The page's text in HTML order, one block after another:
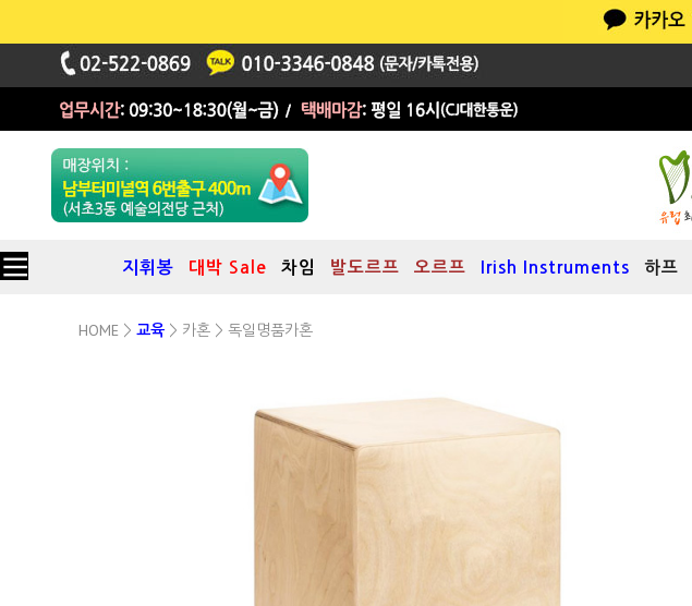
지휘봉 대박 Sale 차임 발도르프 오르프 Irish Instruments 하프
HOME > 교육 > 카혼 > 독일명품카혼